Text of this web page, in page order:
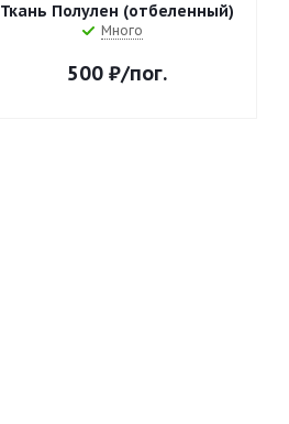
Ткань Полулен (отбеленный)
Много
500 ₽/пог.